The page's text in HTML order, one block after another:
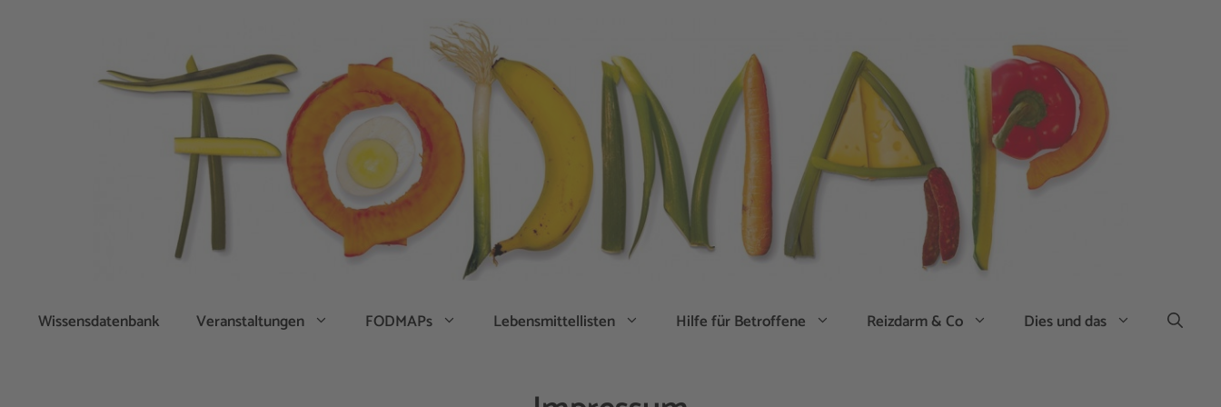
Wissensdatenbank Veranstaltungen FODMAPs Lebensmittellisten Hilfe für Betroffene Reizdarm & Co Dies und das